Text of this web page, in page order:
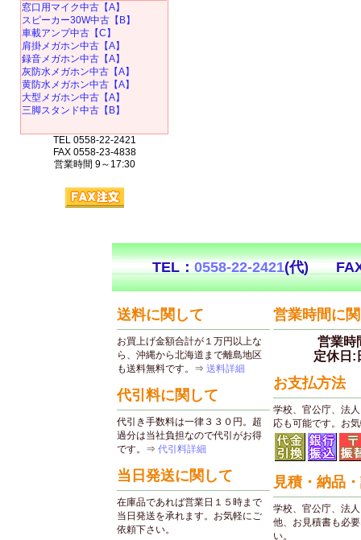
窓口用マイク中古【A】
スピーカー30W中古【B】
車載アンプ中古【C】
肩掛メガホン中古【A】
録音メガホン中古【A】
灰防水メガホン中古【A】
黄防水メガホン中古【A】
大型メガホン中古【A】
三脚スタンド中古【B】
TEL 0558-22-2421
FAX 0558-23-4838
営業時間 9～17:30